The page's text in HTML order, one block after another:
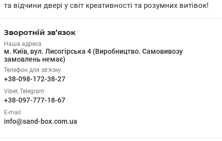
та відчини двері у світ креативності та розумних витівок!
Зворотній зв’язок
Наша адреса
м. Київ, вул. Лисогірська 4 (Виробництво. Самовивозу
замовлень немає)
Телефон для зв'язку
+38-098-172-38-27
Viber, Telegram
+38-097-777-18-67
E-mail
info@sand-box.com.ua